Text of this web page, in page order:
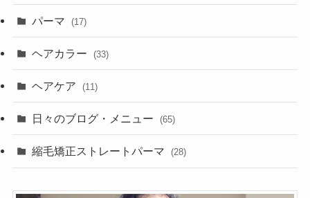
パーマ (17)
ヘアカラー (33)
ヘアケア (11)
日々のブログ・メニュー (65)
縮毛矯正ストレートパーマ (28)